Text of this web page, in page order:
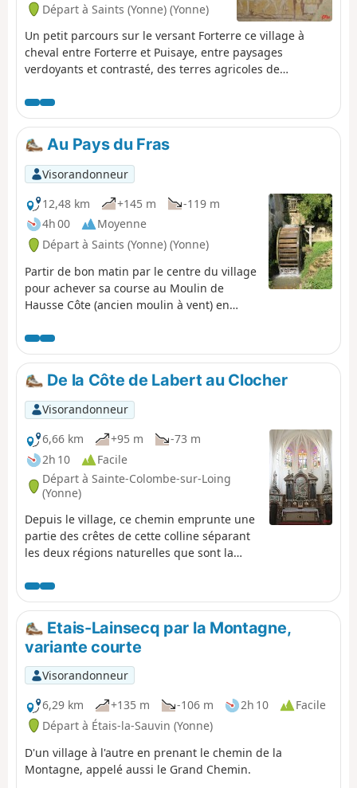
Départ à Saints (Yonne) (Yonne)
Un petit parcours sur le versant Forterre ce village à
cheval entre Forterre et Puisaye, entre paysages
verdoyants et contrasté, des terres agricoles de
marque cette différence entre deux régions naturelles.
Au Pays du Fras
Visorandonneur
12,48 km
+145 m
-119 m
4h 00
Moyenne
Départ à Saints (Yonne) (Yonne)
Partir de bon matin par le centre du village
pour achever sa course au Moulin de
Hausse Côte (ancien moulin à vent) en
de Forterre. Finir à l'auberge d'un autre
Moulin, à eau cette fois autour d'un repas
découverte et déguster la tarte au Fras !
De la Côte de Labert au Clocher
Visorandonneur
6,66 km
+95 m
-73 m
2h 10
Facile
Départ à Sainte-Colombe-sur-Loing
(Yonne)
Depuis le village, ce chemin emprunte une
partie des crêtes de cette colline séparant
les deux régions naturelles que sont la
Etais-Lainsecq par la Montagne,
variante courte
Visorandonneur
6,29 km
+135 m -106 m 2h 10
Facile
Départ à Étais-la-Sauvin (Yonne)
D'un village à l'autre en prenant le chemin de la
Montagne, appelé aussi le Grand Chemin.